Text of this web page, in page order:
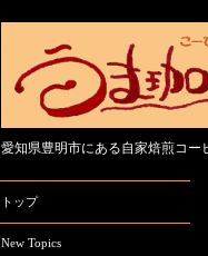
愛知県豊明市にある自家焙煎コー
トップ
New Topics